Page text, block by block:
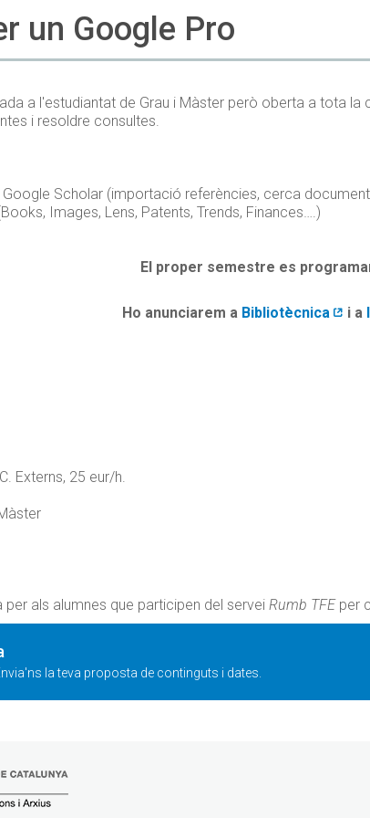
un Google Pro
a l'estudiantat de Grau i Màster però oberta a tota la
i resoldre consultes.
Scholar (importació referències, cerca
Images, Lens, Patents, Trends, Finances….)
El proper semestre es
Ho anunciarem a Bibliotècnica i a
Externs, 25 eur/h.
als alumnes que participen del servei Rumb TFEper
la teva proposta de continguts i dates.